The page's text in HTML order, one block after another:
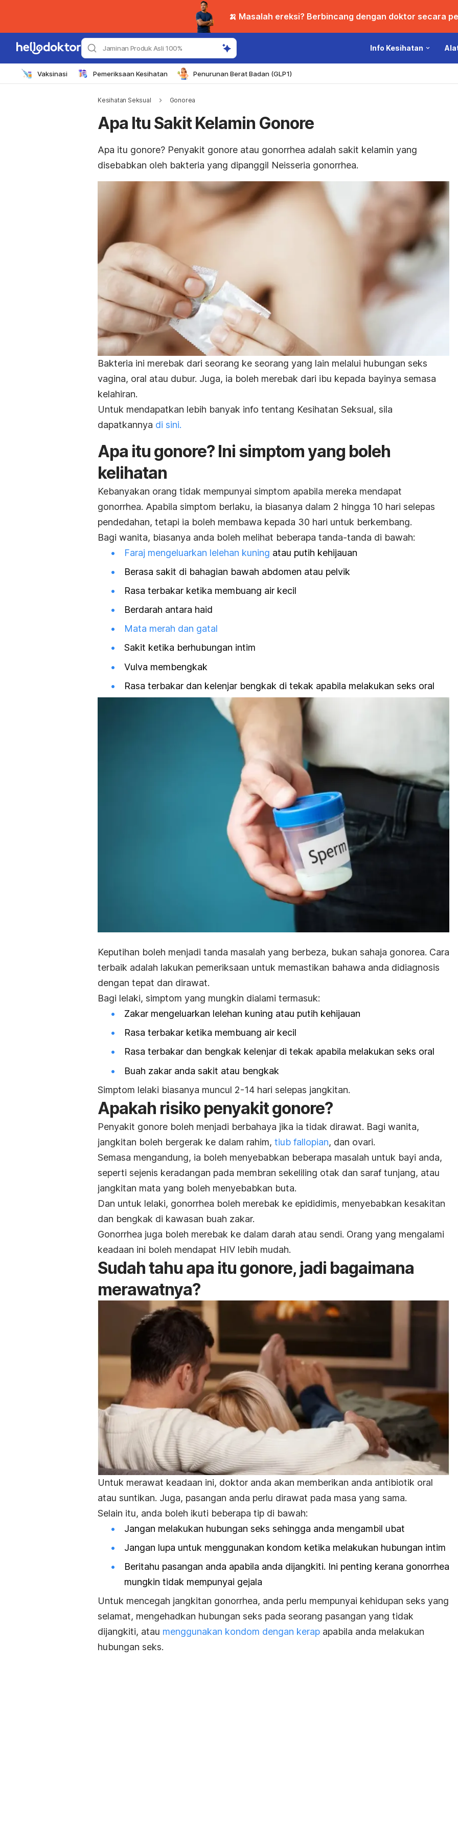
🍌 Masalah ereksi? Berbincang dengan doktor secara
Jaminan Produk Asli 100% Info Kesihatan
Vaksinasi Pemeriksaan Kesihatan Penurunan Berat Badan (GLP1)
Kesihatan Seksual Gonorea
Apa Itu Sakit Kelamin Gonore
Apa itu gonore? Penyakit gonore atau gonorrhea adalah sakit kelamin yang
disebabkan oleh bakteria yang dipanggil Neisseria gonorrhea.
Bakteria ini merebak dari seorang ke seorang yang lain melalui hubungan seks
vagina, oral atau dubur. Juga, ia boleh merebak dari ibu kepada bayinya semasa
kelahiran.
Untuk mendapatkan lebih banyak info tentang Kesihatan Seksual, sila
dapatkannya di sini.
Apa itu gonore? Ini simptom yang boleh
kelihatan
Kebanyakan orang tidak mempunyai simptom apabila mereka mendapat
gonorrhea. Apabila simptom berlaku, ia biasanya dalam 2 hingga 10 hari selepas
pendedahan, tetapi ia boleh membawa kepada 30 hari untuk berkembang.
Bagi wanita, biasanya anda boleh melihat beberapa tanda-tanda di bawah:
Faraj mengeluarkan lelehan kuning atau putih kehijauan
Berasa sakit di bahagian bawah abdomen atau pelvik
Rasa terbakar ketika membuang air kecil
Berdarah antara haid
Mata merah dan gatal
Sakit ketika berhubungan intim
Vulva membengkak
Rasa terbakar dan kelenjar bengkak di tekak apabila melakukan seks oral
Keputihan boleh menjadi tanda masalah yang berbeza, bukan sahaja gonorea. Cara
terbaik adalah lakukan pemeriksaan untuk memastikan bahawa anda didiagnosis
dengan tepat dan dirawat.
Bagi lelaki, simptom yang mungkin dialami termasuk:
Zakar mengeluarkan lelehan kuning atau putih kehijauan
Rasa terbakar ketika membuang air kecil
Rasa terbakar dan bengkak kelenjar di tekak apabila melakukan seks oral
Buah zakar anda sakit atau bengkak
Simptom lelaki biasanya muncul 2-14 hari selepas jangkitan.
Apakah risiko penyakit gonore?
Penyakit gonore boleh menjadi berbahaya jika ia tidak dirawat. Bagi wanita,
jangkitan boleh bergerak ke dalam rahim, tiub fallopian, dan ovari.
Semasa mengandung, ia boleh menyebabkan beberapa masalah untuk bayi anda,
seperti sejenis keradangan pada membran sekeliling otak dan saraf tunjang, atau
jangkitan mata yang boleh menyebabkan buta.
Dan untuk lelaki, gonorrhea boleh merebak ke epididimis, menyebabkan kesakitan
dan bengkak di kawasan buah zakar.
Gonorrhea juga boleh merebak ke dalam darah atau sendi. Orang yang mengalami
keadaan ini boleh mendapat HIV lebih mudah.
Sudah tahu apa itu gonore, jadi bagaimana
merawatnya?
Untuk merawat keadaan ini, doktor anda akan memberikan anda antibiotik oral
atau suntikan. Juga, pasangan anda perlu dirawat pada masa yang sama.
Selain itu, anda boleh ikuti beberapa tip di bawah:
Jangan melakukan hubungan seks sehingga anda mengambil ubat
Jangan lupa untuk menggunakan kondom ketika melakukan hubungan intim
Beritahu pasangan anda apabila anda dijangkiti. Ini penting kerana gonorrhea
mungkin tidak mempunyai gejala
Untuk mencegah jangkitan gonorrhea, anda perlu mempunyai kehidupan seks yang
selamat, mengehadkan hubungan seks pada seorang pasangan yang tidak
dijangkiti, atau menggunakan kondom dengan kerap apabila anda melakukan
hubungan seks.